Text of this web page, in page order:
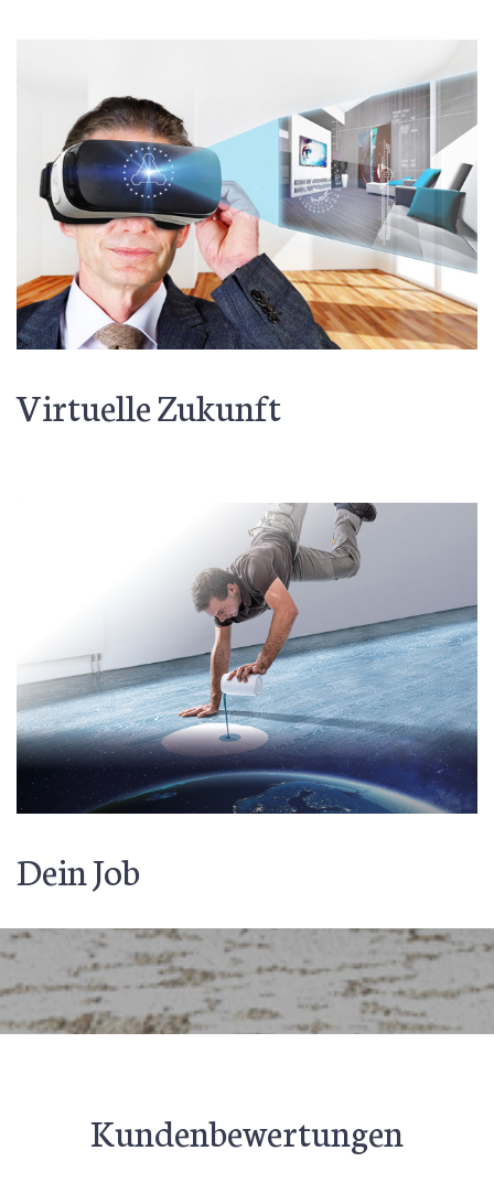
Virtuelle Zukunft
Dein Job
Kundenbewertungen